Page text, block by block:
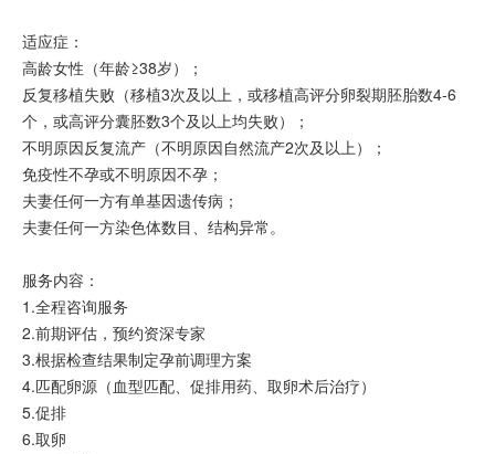
适应症：
高龄女性（年龄≥38岁）；
反复移植失败（移植3次及以上，或移植高评分卵裂期胚胎数4-6
个，或高评分囊胚数3个及以上均失败）；
不明原因反复流产（不明原因自然流产2次及以上）；
免疫性不孕或不明原因不孕；
夫妻任何一方有单基因遗传病；
夫妻任何一方染色体数目、结构异常。
服务内容：
1.全程咨询服务
2.前期评估，预约资深专家
3.根据检查结果制定孕前调理方案
4.匹配卵源（血型匹配、促排用药、取卵术后治疗）
5.促排
6.取卵